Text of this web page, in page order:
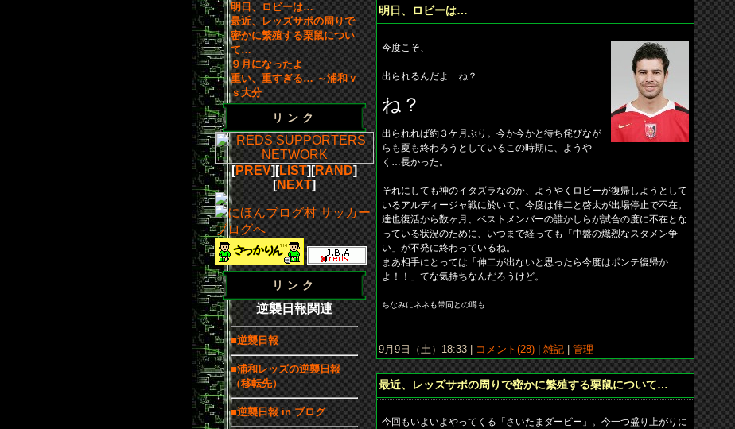
明日、ロビーは…
最近、レッズサポの周りで
密かに繁殖する栗鼠につい
て…
９月になったよ
重い、重すぎる… ～浦和ｖ
ｓ大分
リンク
[PREV][LIST][RAND]
[NEXT]
リンク
逆襲日報関連
■逆襲日報
■浦和レッズの逆襲日報
（移転先）
■逆襲日報 in ブログ
明日、ロビーは…
今度こそ、
出られるんだよ…ね？
ね？
出られれば約３ケ月ぶり。今か今かと待ち侘びなが
らも夏も終わろうとしているこの時期に、ようや
く…長かった。
それにしても神のイタズラなのか、ようやくロビーが復帰しようとして
いるアルディージャ戦に於いて、今度は伸二と啓太が出場停止で不在。
達也復活から数ヶ月、ベストメンバーの誰かしらが試合の度に不在とな
っている状況のために、いつまで経っても「中盤の熾烈なスタメン争
い」が不発に終わっているね。
まあ相手にとっては「伸二が出ないと思ったら今度はポンテ復帰か
よ！！」てな気持ちなんだろうけど。
ちなみにネネも帯同との噂も…
9月9日（土）18:33 | コメント(28) 雑記 管理
最近、レッズサポの周りで密かに繁殖する栗鼠について…
今回もいよいよやってくる「さいたまダービー」。今一つ盛り上がりに